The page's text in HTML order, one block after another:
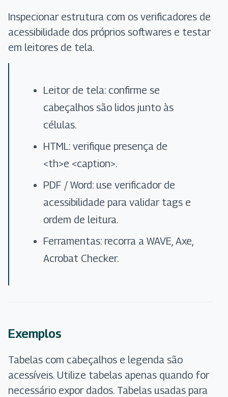
Inspecionar estrutura com os verificadores de
acessibilidade dos próprios softwares e testar
em leitores de tela.
Leitor de tela: confirme se
cabeçalhos são lidos junto às
células.
HTML: verifique presença de
<th>e <caption>.
PDF / Word: use verificador de
acessibilidade para validar tags e
ordem de leitura.
Ferramentas: recorra a WAVE, Axe,
Acrobat Checker.
Exemplos
Tabelas com cabeçalhos e legenda são
acessíveis. Utilize tabelas apenas quando for
necessário expor dados. Tabelas usadas para